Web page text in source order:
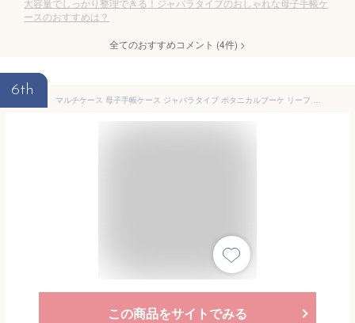
大容量でしっかり整理できる！ジャバラタイプのおしゃれな母子手帳ケ
ースのおすすめは？
全てのおすすめコメント (4件) >
6th
マルチケース 母子手帳ケース ジャバラタイプ ボタニカルブーケ リーフ ボタニカル ナチュラル マルチケース 母子手帳ケース カバー ブランド ジャバラ おしゃれ シンプル 2人分 二人用 2人用 大きめ お薬手帳ケース 北欧 通帳
この商品をサイトでみる